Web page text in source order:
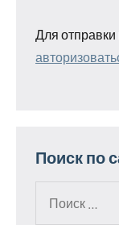
Для
Поиск по